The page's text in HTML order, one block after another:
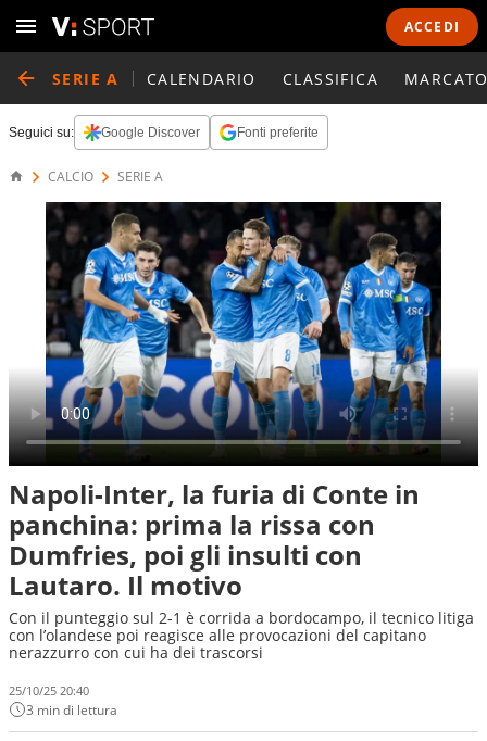
ACCEDI
SERIE A CALENDARIO CLASSIFICA
Seguici su: Google Discover Fonti preferite
CALCIO SERIE A
Napoli-Inter, la furia di Conte in
panchina: prima la rissa con
Dumfries, poi gli insulti con
Lautaro. Il motivo
Con il punteggio sul 2-1 è corrida a bordocampo, il tecnico litiga
con l’olandese poi reagisce alle provocazioni del capitano
nerazzurro con cui ha dei trascorsi
25/10/25 20:40
3 min di lettura